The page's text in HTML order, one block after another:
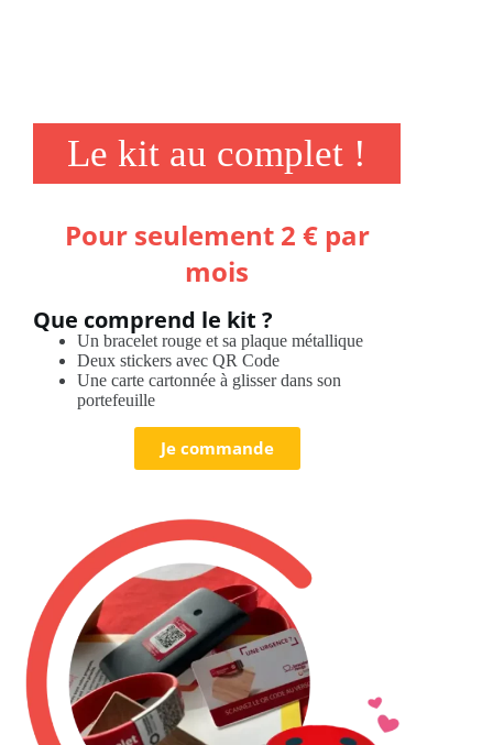
Le kit au complet !
Pour seulement 2 € par
mois
Que comprend le kit ?
Un bracelet rouge et sa plaque métallique
Deux stickers avec QR Code
Une carte cartonnée à glisser dans son
portefeuille
Je commande